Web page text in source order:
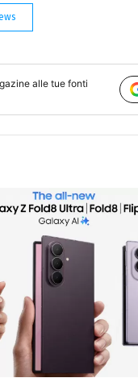
alle tue fonti